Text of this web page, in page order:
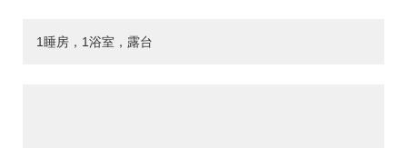
1睡房，1浴室，露台